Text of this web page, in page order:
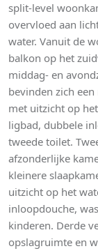
split-level
overvloed aan
water. Vanuit de
balkon op het
middag- en
bevinden zich
met uitzicht op
ligbad, dubbele
tweede toilet.
afzonderlijke
kleinere
uitzicht op het
inloopdouche,
kinderen. Derde
opslagruimte en